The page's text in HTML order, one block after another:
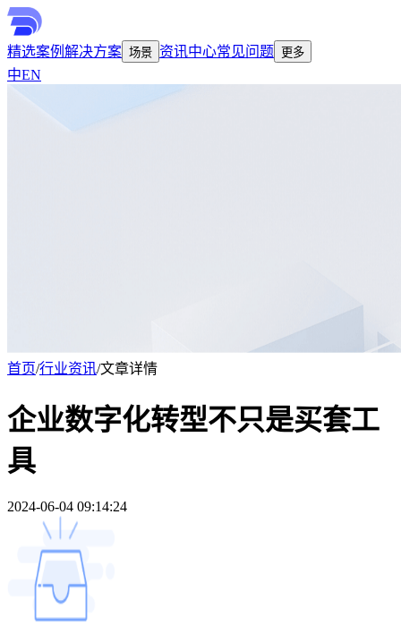
精选案例 解决方案 场景 资讯中心常见问题 更多
中EN
首页/行业资讯/文章详情
企业数字化转型不只是买套工
具
2024-06-04 09:14:24